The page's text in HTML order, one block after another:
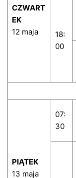
CZWART
EK
12 maja
18:
00
PIĄTEK
13 maja
07:
30